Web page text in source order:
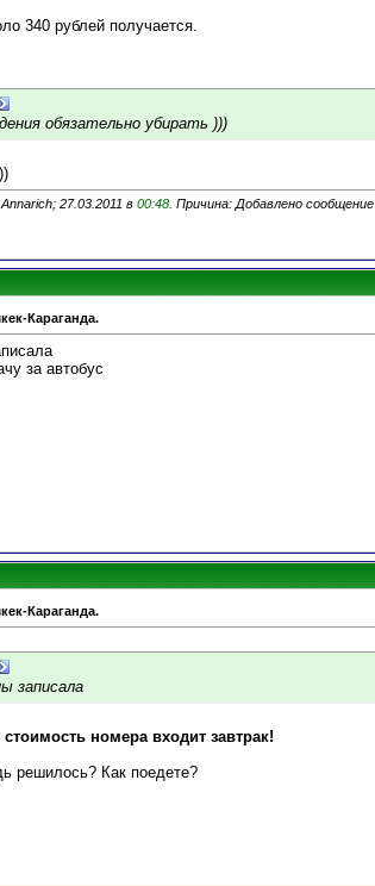
340 рублей получается.
обязательно убирать )))
27.03.2011 в 00:48 . Причина: Добавлено сообщение
Караганда.
за автобус
Караганда.
записала
стоимость номера входит завтрак!
решилось? Как поедете?